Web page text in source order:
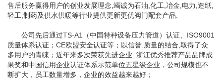
售后服务赢得用户的创业发展理念,竭诚为石油,化工,冶金,电力,造纸,
轻工,制药及供水供暖等行业提供更新更优阀门配套产品.
公司先后通过TS-A1（中国特种设备压力管道）认证、ISO9001
质量体系认证；CE欧盟安全认证等；以信誉.质量的结合,取得了众
多用户的青睐；近年来多次荣获先进企业..浙江优秀推荐产品品牌成
果奖和中国信用企业认证体系示范单位五星级企业，公司规模也不
断扩大，员工数量增多，企业的效益越来越好；